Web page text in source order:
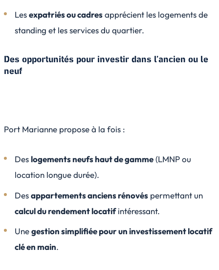
Lesexpatriés ou cadresapprécient les logements de
standing et les services du quartier.
Des opportunités pour investir dans l’ancien ou le
neuf
Port Marianne propose à la fois :
Des logements neufs haut de gamme(LMNP ou
location longue durée).
Desappartements anciens rénovés permettant un
calcul du rendement locatifintéressant.
Unegestion simplifiée pour un investissement locatif
clé en main.